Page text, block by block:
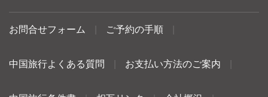
お問合せフォーム ご予約の手順
中国旅行よくある質問 お支払い方法のご案内